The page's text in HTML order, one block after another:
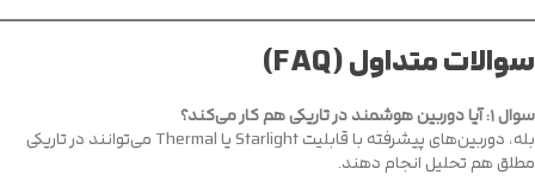
سوالات متداول (FAQ)
سوال۱: آیا دوربین هوشمند در تاریکی هم کار می‌کند؟
بله، دوربین‌های پیشرفته با قابلیت Starlight یا Thermal می‌توانند در تاریکی
مطلق هم تحلیل انجام دهند.